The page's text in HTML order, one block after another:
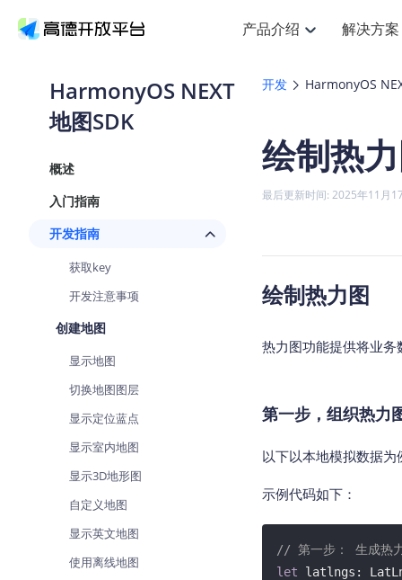
产品介绍
产品介绍
高德开放平台产品介绍
搜索定位
搜索 HOT
位置、周边、行政区、ID等查询
JS Android iOS
地理/逆地理编码
位置名称与经纬度之间转换服务
地理围栏
查询目标区域当前/未来天气
智能硬件定位
解决方案
解决方案
提供各行业LBS解决方案
提供LBS领域的Agent解决方案
提供智能守护与运动出行解决方
智能眼镜实时导航及智慧出行解
面向开发者提供全球范围内LBS
智能两轮车 NEW
手机银行 NEW
文档与支持
高德开放平台开发文档与
API
Web高级服务API
定价
开放平台产品定价
产品定价
技术服务许可
Android定位
浏览器定位
自定义地图
认证开发商
HarmonyOS NEXT
地图SDK
概述
入门指南
开发指南
获取key
开发注意事项
创建地图
显示地图
切换地图图层
显示定位蓝点
显示室内地图
显示3D地形图
自定义地图
显示英文地图
使用离线地图
开发 HarmonyOS
绘制热
最后更新时间: 2025年11月
绘制热力图
热力图功能提供将业
第一步，组织热力
以下以本地模拟数据
示例代码如下：
// 第一步： 生成热
let